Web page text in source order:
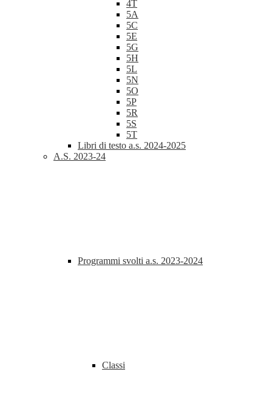
4T
5A
5C
5E
5G
5H
5L
5N
5O
5P
5R
5S
5T
Libri di testo a.s. 2024-2025
A.S. 2023-24
Programmi svolti a.s. 2023-2024
Classi